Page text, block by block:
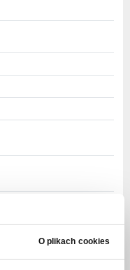
O plikach cookies